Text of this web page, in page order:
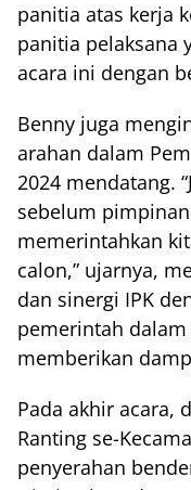
panitia atas kerja
panitia pelaksana
acara ini dengan
Benny juga
arahan dalam
2024 mendatang.
sebelum pimpinan
memerintahkan
calon,” ujarnya,
dan sinergi IPK
pemerintah
memberikan
Pada akhir acara,
Ranting se-
penyerahan